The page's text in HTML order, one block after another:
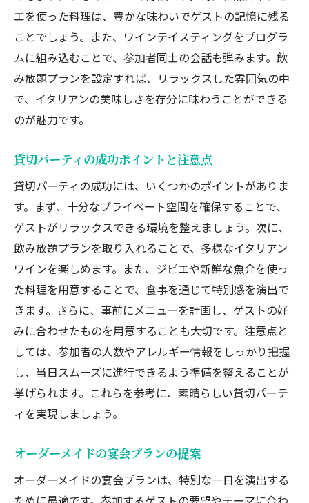
エを使った料理は、豊かな味わいでゲストの記憶に残る
ことでしょう。また、ワインテイスティングをプログラ
ムに組み込むことで、参加者同士の会話も弾みます。飲
み放題プランを設定すれば、リラックスした雰囲気の中
で、イタリアンの美味しさを存分に味わうことができる
のが魅力です。
貸切パーティの成功ポイントと注意点
貸切パーティの成功には、いくつかのポイントがありま
す。まず、十分なプライベート空間を確保することで、
ゲストがリラックスできる環境を整えましょう。次に、
飲み放題プランを取り入れることで、多様なイタリアン
ワインを楽しめます。また、ジビエや新鮮な魚介を使っ
た料理を用意することで、食事を通じて特別感を演出で
きます。さらに、事前にメニューを計画し、ゲストの好
みに合わせたものを用意することも大切です。注意点と
しては、参加者の人数やアレルギー情報をしっかり把握
し、当日スムーズに進行できるよう準備を整えることが
挙げられます。これらを参考に、素晴らしい貸切パーテ
ィを実現しましょう。
オーダーメイドの宴会プランの提案
オーダーメイドの宴会プランは、特別な一日を演出する